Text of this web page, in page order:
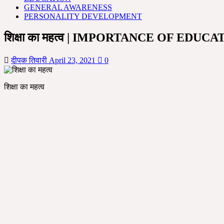
GENERAL AWARENESS
PERSONALITY DEVELOPMENT
शिक्षा का महत्व | IMPORTANCE OF
दीपक तिवारी April 23, 2021 0
शिक्षा का महत्व